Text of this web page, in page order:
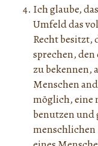
Ich glaube,
Umfeld das
Recht besitzt,
sprechen,
zu bekennen,
Menschen
möglich, eine
benutzen und
menschlichen